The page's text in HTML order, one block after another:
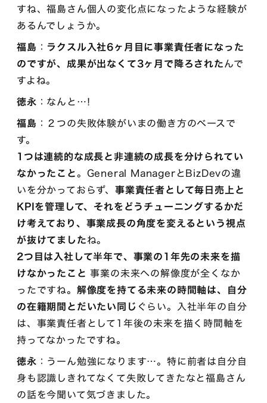
すね、福島さん個人の変化点になったような経験が
あるんでしょうか。
福島 ： ラクスル入社6ヶ月目に事業責任者になった
のですが、成果が出なくて3ヶ月で降ろされたんで
すよね。
徳永 ：なんと…!
福島 ：２つの失敗体験がいまの働き方のベースで
す。
1つは連続的な成長と非連続の成長を分けられてい
なかったこと。General ManagerとBizDevの違
いを分かっておらず、 事業責任者として毎日売上と
KPIを管理して、それをどうチューニングするかだ
け考えており、事業成長の角度を変えるという視点
が抜けてましたね。
2つ目は入社して半年で、事業の1年先の未来を描
けなかったこと 事業の未来への解像度が全くなか
ったですね。 解像度を持てる未来の時間軸は、自分
の在籍期間とだいたい同じ ぐらい。入社半年の自分
は、事業責任者として1年後の未来を描く時間軸を
持ってなかったですね。
徳永 ：うーん勉強になります…。特に前者は自分自
身も認識しきれてなくて失敗してきたなと福島さん
の話を今聞いて気づきました。